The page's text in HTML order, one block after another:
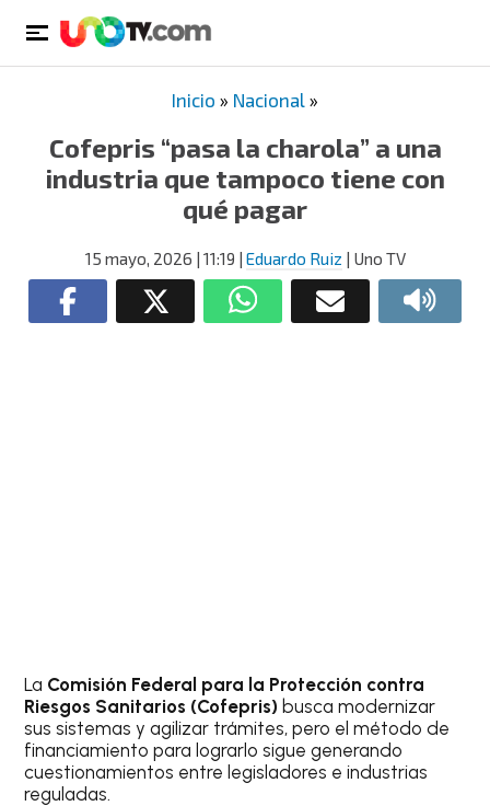
Inicio » Nacional »
Cofepris “pasa la charola” a una
industria que tampoco tiene con
qué pagar
15 mayo, 2026 | 11:19 | Eduardo Ruiz | Uno TV
La Comisión Federal para la Protección contra
Riesgos Sanitarios (Cofepris) busca modernizar
sus sistemas y agilizar trámites, pero el método de
financiamiento para lograrlo sigue generando
cuestionamientos entre legisladores e industrias
reguladas.